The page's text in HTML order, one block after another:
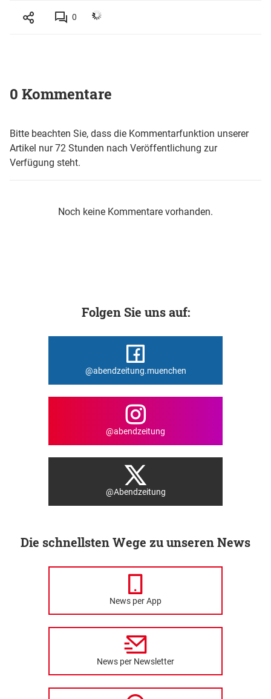
0
0 Kommentare
Bitte beachten Sie, dass die Kommentarfunktion unserer
Artikel nur 72 Stunden nach Veröffentlichung zur
Verfügung steht.
Noch keine Kommentare vorhanden.
Folgen Sie uns auf:
@abendzeitung.muenchen
@abendzeitung
@Abendzeitung
Die schnellsten Wege zu unseren News
News per App
News per Newsletter